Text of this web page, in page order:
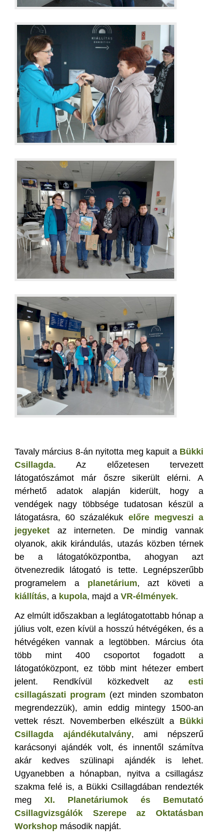
Tavaly március 8-án nyitotta meg kapuit a Bükki
Csillagda. Az előzetesen tervezett
látogatószámot már őszre sikerült elérni. A
mérhető adatok alapján kiderült, hogy a
vendégek nagy többsége tudatosan készül a
látogatásra, 60 százalékuk előre megveszi a
jegyeket az interneten. De mindig vannak
olyanok, akik kirándulás, utazás közben térnek
be a látogatóközpontba, ahogyan azt
ötvenezredik látogató is tette. Legnépszerűbb
programelem a planetárium, azt követi a
kiállítás, a kupola, majd a VR-élmények.
Az elmúlt időszakban a leglátogatottabb hónap a
július volt, ezen kívül a hosszú hétvégéken, és a
hétvégéken vannak a legtöbben. Március óta
több mint 400 csoportot fogadott a
látogatóközpont, ez több mint hétezer embert
jelent. Rendkívül közkedvelt az esti
csillagászati program (ezt minden szombaton
megrendezzük), amin eddig mintegy 1500-an
vettek részt. Novemberben elkészült a Bükki
Csillagda ajándékutalvány, ami népszerű
karácsonyi ajándék volt, és innentől számítva
akár kedves szülinapi ajándék is lehet.
Ugyanebben a hónapban, nyitva a csillagász
szakma felé is, a Bükki Csillagdában rendezték
meg XI. Planetáriumok és Bemutató
Csillagvizsgálók Szerepe az Oktatásban
Workshop második napját.